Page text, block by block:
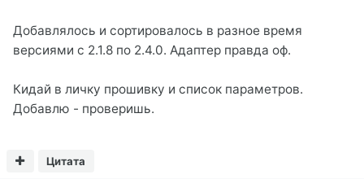
Добавлялось и сортировалось в разное время
версиями с 2.1.8 по 2.4.0. Адаптер правда оф.
Кидай в личку прошивку и список параметров.
Добавлю - проверишь.
Цитата